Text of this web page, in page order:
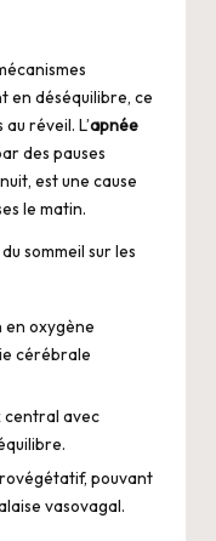
en déséquilibre, ce
réveil. L’apnée
des pauses
est une cause
le matin.
sommeil sur les
oxygène
cérébrale
central avec
pouvant
vasovagal.